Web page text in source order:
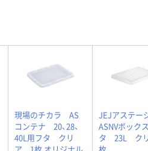
現場のチカラ AS
コンテナ 20、28、
40L用フタ クリ
ア 1枚 オリジナル
JEJアステ
ASNVボック
タ 23L ク
枚